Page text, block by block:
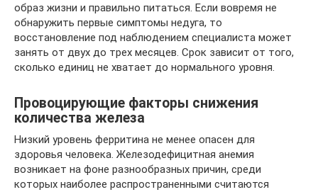
образ жизни и правильно питаться. Если вовремя не
обнаружить первые симптомы недуга, то
восстановление под наблюдением специалиста может
занять от двух до трех месяцев. Срок зависит от того,
сколько единиц не хватает до нормального уровня.
Провоцирующие факторы снижения
количества железа
Низкий уровень ферритина не менее опасен для
здоровья человека. Железодефицитная анемия
возникает на фоне разнообразных причин, среди
которых наиболее распространенными считаются